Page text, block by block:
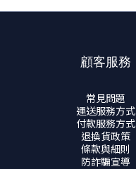
顧客服務
常見問題
運送服務方式
付款服務方式
退換貨政策
條款與細則
防詐騙宣導